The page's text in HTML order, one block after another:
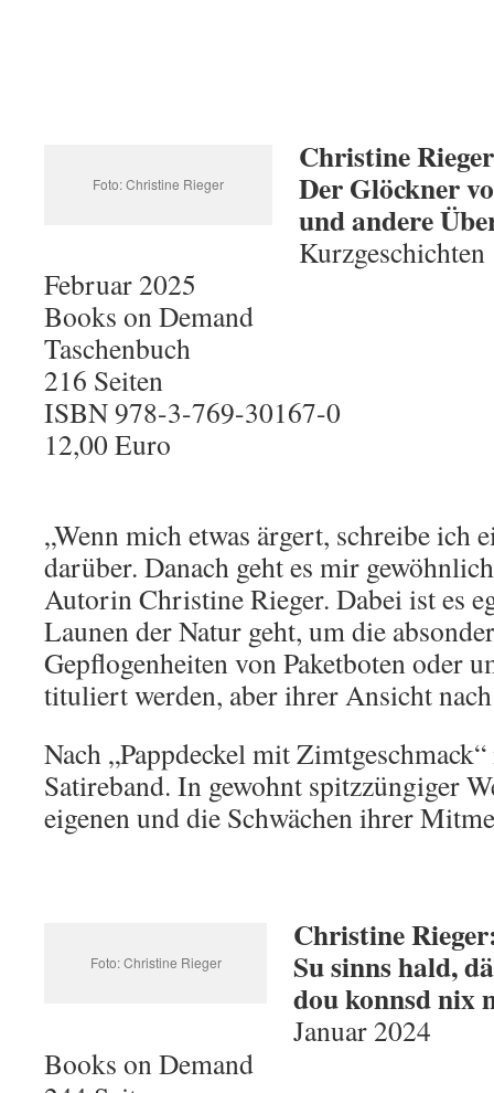
Foto: Christine Rieger
Christine
Der Glöckner
und andere
Kurzgeschichten
Februar 2025
Books on Demand
Taschenbuch
216 Seiten
ISBN 978-3-769-30167-0
12,00 Euro
„Wenn mich etwas ärgert, schreibe ich
darüber. Danach geht es mir
Autorin Christine Rieger. Dabei ist es
Launen der Natur geht, um die
Gepflogenheiten von Paketboten oder
tituliert werden, aber ihrer Ansicht
Nach „Pappdeckel mit
Satireband. In gewohnt spitzzüngiger
eigenen und die Schwächen ihrer
Foto: Christine Rieger
Christine
Su sinns hald,
dou konnsd nix
Januar 2024
Books on Demand